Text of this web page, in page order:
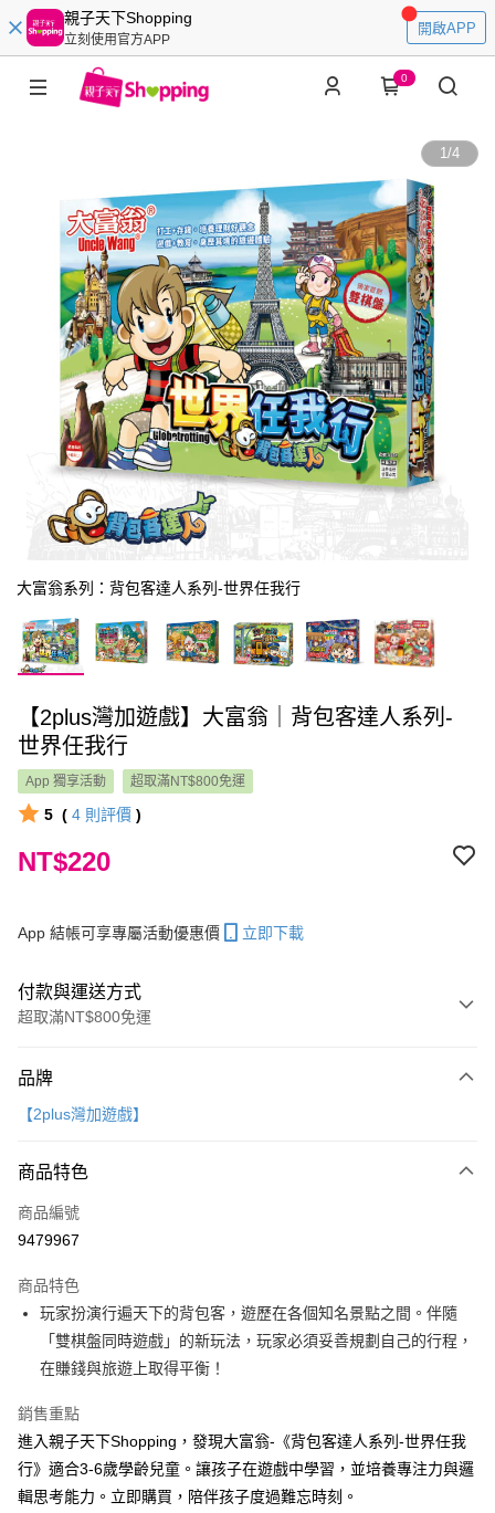
親子天下Shopping
立刻使用官方APP
開啟APP
0
1/4
大富翁系列：背包客達人系列-世界任我行
【2plus灣加遊戲】大富翁｜背包客達人系列-
世界任我行
App 獨享活動 超取滿NT$800免運
5 ( 4 則評價 )
NT$220
App 結帳可享專屬活動優惠價 立即下載
付款與運送方式
超取滿NT$800免運
信用卡一次付款
Apple Pay
大哥付你分期
相關說明
1.本服務由台灣大哥大提供，台灣大哥大用戶可立即使用無須另外申請。
2.付款方式選擇「大哥付你分期」，訂單成立後會自動跳轉到大哥付的交易
流程，驗證手機門號後，選擇欲分期的期數、繳款截止日，確認付款後即完
成交易。
3.實際核准額度、可分期數及費用金額請依後續交易確認頁面所載為準。
消。如遇「轉專審核」未通過狀況，表示未達大哥付你分期系統評分，恕無
法說明評估內容。
【繳款方式說明】
1.分期款項不併入電信帳單，「大哥付你分期」於每月結算日後寄送繳費提
2.透過簡訊連結打開帳單後，可選擇「超商條碼／台灣大直營門市／銀行轉
AFTEE先享後付
相關說明
【關於「AFTEE先享後付」】
AFTEE先享後付是「在收到商品之後才付款」的支付方式。 讓您購物簡單
便利好安心！
２．便利：只要手機號碼，簡訊認證，即可結帳。
３．安心：先確認商品／服務後，再付款。
【「AFTEE先享後付」結帳流程】
１．於結帳方式選擇「AFTEE先享後付」後，將跳轉至「AFTEE先享後付」
ATM付款
運送方式
付款後全家取貨
每筆NT$70，滿NT$800(含以上)免運費
品牌
【2plus灣加遊戲】
商品特色
商品編號
9479967
商品特色
玩家扮演行遍天下的背包客，遊歷在各個知名景點之間。伴隨
「雙棋盤同時遊戲」的新玩法，玩家必須妥善規劃自己的行程，
在賺錢與旅遊上取得平衡！
銷售重點
進入親子天下Shopping，發現大富翁-《背包客達人系列-世界任我
行》適合3-6歲學齡兒童。讓孩子在遊戲中學習，並培養專注力與邏
輯思考能力。立即購買，陪伴孩子度過難忘時刻。